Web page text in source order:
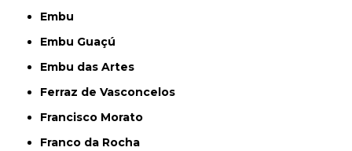
Embu
Embu Guaçú
Embu das Artes
Ferraz de Vasconcelos
Francisco Morato
Franco da Rocha